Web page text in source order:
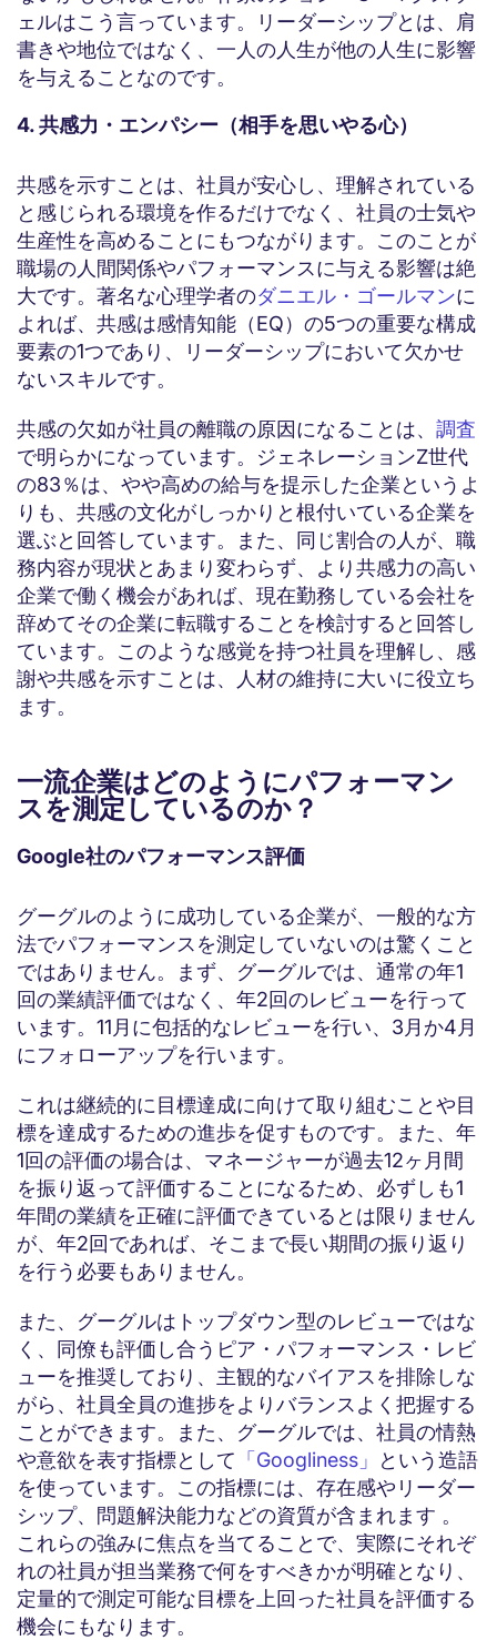
ェルはこう言っています。リーダーシップとは、肩
書きや地位ではなく、一人の人生が他の人生に影響
を与えることなのです。
4. 共感力・エンパシー（相手を思いやる心）
共感を示すことは、社員が安心し、理解されている
と感じられる環境を作るだけでなく、社員の士気や
生産性を高めることにもつながります。このことが
職場の人間関係やパフォーマンスに与える影響は絶
大です。著名な心理学者のダニエル・ゴールマンに
よれば、共感は感情知能（EQ）の5つの重要な構成
要素の1つであり、リーダーシップにおいて欠かせ
ないスキルです。
共感の欠如が社員の離職の原因になることは、 調査
で明らかになっています。ジェネレーションZ世代
の83％は、やや高めの給与を提示した企業というよ
りも、共感の文化がしっかりと根付いている企業を
選ぶと回答しています。また、同じ割合の人が、職
務内容が現状とあまり変わらず、より共感力の高い
企業で働く機会があれば、現在勤務している会社を
辞めてその企業に転職することを検討すると回答し
ています。このような感覚を持つ社員を理解し、感
謝や共感を示すことは、人材の維持に大いに役立ち
ます。
一流企業はどのようにパフォーマン
スを測定しているのか？
Google社のパフォーマンス評価
グーグルのように成功している企業が、一般的な方
法でパフォーマンスを測定していないのは驚くこと
ではありません。まず、グーグルでは、通常の年1
回の業績評価ではなく、年2回のレビューを行って
います。11月に包括的なレビューを行い、3月か4月
にフォローアップを行います。
これは継続的に目標達成に向けて取り組むことや目
標を達成するための進歩を促すものです。また、年
1回の評価の場合は、マネージャーが過去12ヶ月間
を振り返って評価することになるため、必ずしも1
年間の業績を正確に評価できているとは限りません
が、年2回であれば、そこまで長い期間の振り返り
を行う必要もありません。
また、グーグルはトップダウン型のレビューではな
く、同僚も評価し合うピア・パフォーマンス・レビ
ューを推奨しており、主観的なバイアスを排除しな
がら、社員全員の進捗をよりバランスよく把握する
ことができます。また、グーグルでは、社員の情熱
や意欲を表す指標として 「Googliness」
という造語
を使っています。この指標には、存在感やリーダー
シップ、問題解決能力などの資質が含まれます 。
これらの強みに焦点を当てることで、実際にそれぞ
れの社員が担当業務で何をすべきかが明確となり、
定量的で測定可能な目標を上回った社員を評価する
機会にもなります。